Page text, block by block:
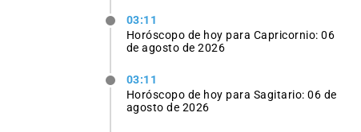
03:11
Horóscopo de hoy para Capricornio: 06
de agosto de 2026
03:11
Horóscopo de hoy para Sagitario: 06 de
agosto de 2026